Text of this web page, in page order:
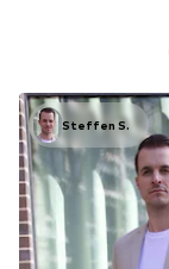
Steffen S.